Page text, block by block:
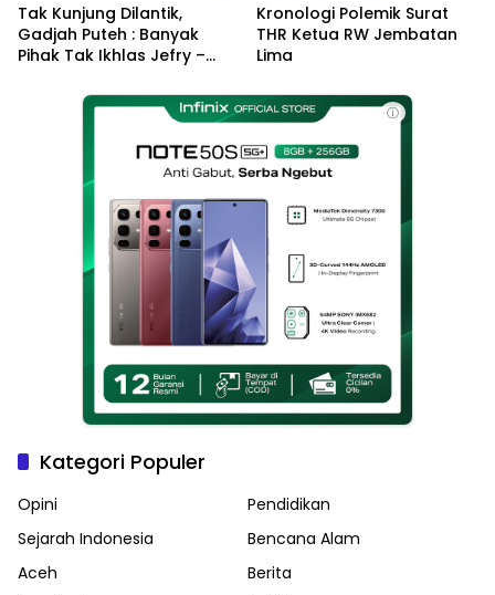
Tak Kunjung Dilantik,
Gadjah Puteh : Banyak
Pihak Tak Ikhlas Jefry –
Kronologi Polemik Surat
THR Ketua RW Jembatan
Lima
ⓘ
Kategori Populer
Opini
Pendidikan
Sejarah Indonesia
Bencana Alam
Aceh
Berita